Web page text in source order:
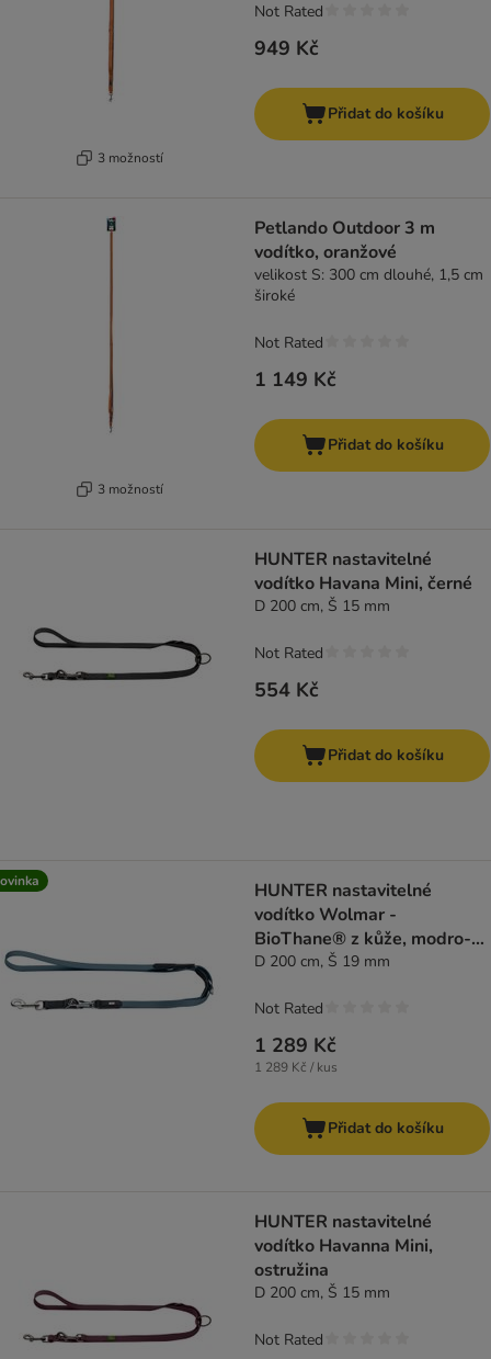
3 možností
949 Kč
Not Rated
Přidat do košíku
3 možností
Petlando Outdoor 3 m
vodítko, oranžové
velikost S: 300 cm dlouhé, 1,5 cm
široké
1 149 Kč
Not Rated
Přidat do košíku
HUNTER nastavitelné
vodítko Havana Mini, černé
D 200 cm, Š 15 mm
554 Kč
Not Rated
Přidat do košíku
HUNTER nastavitelné
vodítko Wolmar -
BioThane® z kůže, modro-
šedá/černá
D 200 cm, Š 19 mm
1 289 Kč
1 289 Kč / kus
Not Rated
Přidat do košíku
HUNTER nastavitelné
vodítko Havanna Mini,
ostružina
D 200 cm, Š 15 mm
Not Rated